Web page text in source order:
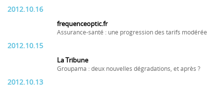
2012.10.16
frequenceoptic.fr
Assurance-santé : une progression des tarifs modérée
2012.10.15
La Tribune
Groupama : deux nouvelles dégradations, et après ?
2012.10.13